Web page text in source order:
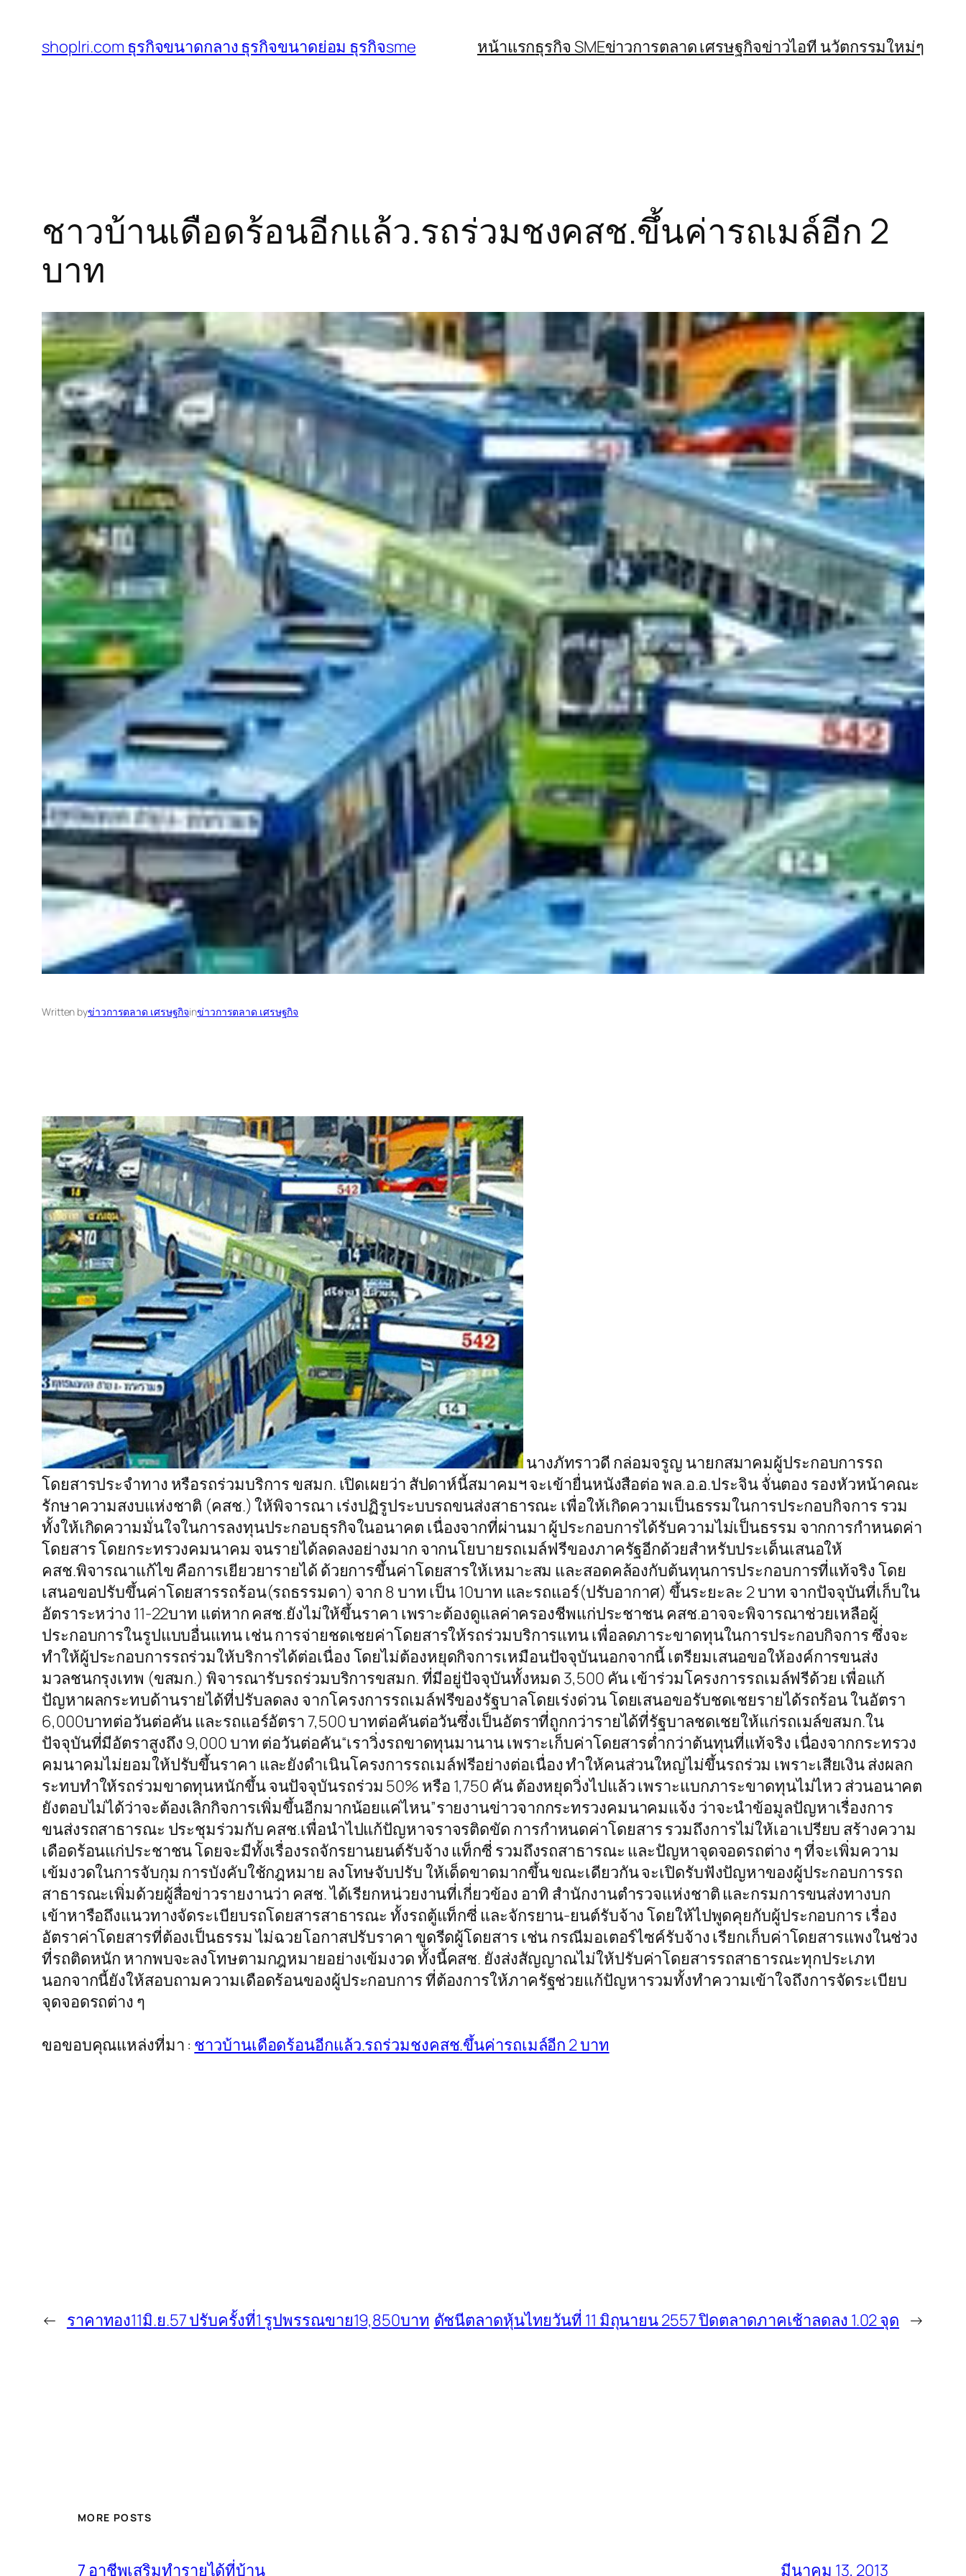
shoplri.com ธุรกิจขนาดกลาง ธุรกิจขนาดย่อม ธุรกิจsme หน้าแรกธุรกิจ SMEข่าวการตลาด เศรษฐกิจข่าวไอที นวัตกรรมใหม่ๆ
ชาวบ้านเดือดร้อนอีกแล้ว.รถร่วมชงคสช.ขึ้นค่ารถเมล์อีก 2
บาท
Written byข่าวการตลาด เศรษฐกิจinข่าวการตลาด เศรษฐกิจ
นางภัทราวดี กล่อมจรูญ นายกสมาคมผู้ประกอบการรถ
โดยสารประจำทาง หรือรถร่วมบริการ ขสมก. เปิดเผยว่า สัปดาห์นี้สมาคมฯ จะเข้ายื่นหนังสือต่อ พล.อ.อ.ประจิน จั่นตอง รองหัวหน้าคณะ
รักษาความสงบแห่งชาติ (คสช.) ให้พิจารณา เร่งปฏิรูประบบรถขนส่งสาธารณะ เพื่อให้เกิดความเป็นธรรมในการประกอบกิจการ รวม
ทั้งให้เกิดความมั่นใจในการลงทุนประกอบธุรกิจในอนาคต เนื่องจากที่ผ่านมา ผู้ประกอบการได้รับความไม่เป็นธรรม จากการกำหนดค่า
โดยสาร โดยกระทรวงคมนาคม จนรายได้ลดลงอย่างมาก จากนโยบายรถเมล์ฟรีของภาครัฐอีกด้วยสำหรับประเด็นเสนอให้
คสช.พิจารณาแก้ไข คือการเยียวยารายได้ ด้วยการขึ้นค่าโดยสารให้เหมาะสม และสอดคล้องกับต้นทุนการประกอบการที่แท้จริง โดย
เสนอขอปรับขึ้นค่าโดยสารรถร้อน(รถธรรมดา) จาก 8 บาท เป็น 10บาท และรถแอร์(ปรับอากาศ) ขึ้นระยะละ 2 บาท จากปัจจุบันที่เก็บใน
อัตราระหว่าง 11-22บาท แต่หาก คสช.ยังไม่ให้ขึ้นราคา เพราะต้องดูแลค่าครองชีพแก่ประชาชน คสช.อาจจะพิจารณาช่วยเหลือผู้
ประกอบการในรูปแบบอื่นแทน เช่น การจ่ายชดเชยค่าโดยสารให้รถร่วมบริการแทน เพื่อลดภาระขาดทุนในการประกอบกิจการ ซึ่งจะ
ทำให้ผู้ประกอบการรถร่วมให้บริการได้ต่อเนื่อง โดยไม่ต้องหยุดกิจการเหมือนปัจจุบันนอกจากนี้ เตรียมเสนอขอให้องค์การขนส่ง
มวลชนกรุงเทพ (ขสมก.) พิจารณารับรถร่วมบริการขสมก. ที่มีอยู่ปัจจุบันทั้งหมด 3,500 คัน เข้าร่วมโครงการรถเมล์ฟรีด้วย เพื่อแก้
ปัญหาผลกระทบด้านรายได้ที่ปรับลดลง จากโครงการรถเมล์ฟรีของรัฐบาลโดยเร่งด่วน โดยเสนอขอรับชดเชยรายได้รถร้อน ในอัตรา
6,000บาทต่อวันต่อคัน และรถแอร์อัตรา 7,500 บาทต่อคันต่อวันซึ่งเป็นอัตราที่ถูกกว่ารายได้ที่รัฐบาลชดเชยให้แก่รถเมล์ขสมก.ใน
ปัจจุบันที่มีอัตราสูงถึง 9,000 บาท ต่อวันต่อคัน“เราวิ่งรถขาดทุนมานาน เพราะเก็บค่าโดยสารต่ำกว่าต้นทุนที่แท้จริง เนื่องจากกระทรวง
คมนาคมไม่ยอมให้ปรับขึ้นราคา และยังดำเนินโครงการรถเมล์ฟรีอย่างต่อเนื่อง ทำให้คนส่วนใหญ่ไม่ขึ้นรถร่วม เพราะเสียเงิน ส่งผลก
ระทบทำให้รถร่วมขาดทุนหนักขึ้น จนปัจจุบันรถร่วม 50% หรือ 1,750 คัน ต้องหยุดวิ่งไปแล้ว เพราะแบกภาระขาดทุนไม่ไหว ส่วนอนาคต
ยังตอบไม่ได้ว่าจะต้องเลิกกิจการเพิ่มขึ้นอีกมากน้อยแค่ไหน”รายงานข่าวจากกระทรวงคมนาคมแจ้ง ว่าจะนำข้อมูลปัญหาเรื่องการ
ขนส่งรถสาธารณะ ประชุมร่วมกับ คสช.เพื่อนำไปแก้ปัญหาจราจรติดขัด การกำหนดค่าโดยสาร รวมถึงการไม่ให้เอาเปรียบ สร้างความ
เดือดร้อนแก่ประชาชน โดยจะมีทั้งเรื่องรถจักรยานยนต์รับจ้าง แท็กซี่ รวมถึงรถสาธารณะ และปัญหาจุดจอดรถต่าง ๆ ที่จะเพิ่มความ
เข้มงวดในการจับกุม การบังคับใช้กฎหมาย ลงโทษจับปรับ ให้เด็ดขาดมากขึ้น ขณะเดียวกัน จะเปิดรับฟังปัญหาของผู้ประกอบการรถ
สาธารณะเพิ่มด้วยผู้สื่อข่าวรายงานว่า คสช. ได้เรียกหน่วยงานที่เกี่ยวข้อง อาทิ สำนักงานตำรวจแห่งชาติ และกรมการขนส่งทางบก
เข้าหารือถึงแนวทางจัดระเบียบรถโดยสารสาธารณะ ทั้งรถตู้แท็กซี่ และจักรยาน-ยนต์รับจ้าง โดยให้ไปพูดคุยกับผู้ประกอบการ เรื่อง
อัตราค่าโดยสารที่ต้องเป็นธรรม ไม่ฉวยโอกาสปรับราคา ขูดรีดผู้โดยสาร เช่น กรณีมอเตอร์ไซค์รับจ้าง เรียกเก็บค่าโดยสารแพงในช่วง
ที่รถติดหนัก หากพบจะลงโทษตามกฎหมายอย่างเข้มงวด ทั้งนี้คสช. ยังส่งสัญญาณไม่ให้ปรับค่าโดยสารรถสาธารณะทุกประเภท
นอกจากนี้ยังให้สอบถามความเดือดร้อนของผู้ประกอบการ ที่ต้องการให้ภาครัฐช่วยแก้ปัญหารวมทั้งทำความเข้าใจถึงการจัดระเบียบ
จุดจอดรถต่าง ๆ
ขอขอบคุณแหล่งที่มา : ชาวบ้านเดือดร้อนอีกแล้ว.รถร่วมชงคสช.ขึ้นค่ารถเมล์อีก 2 บาท
← ราคาทอง11มิ.ย.57 ปรับครั้งที่1 รูปพรรณขาย19,850บาท ดัชนีตลาดหุ้นไทยวันที่ 11 มิถุนายน 2557 ปิดตลาดภาคเช้าลดลง 1.02 จุด →
MORE POSTS
7 อาชีพเสริมทำรายได้ที่บ้าน มีนาคม 13, 2013